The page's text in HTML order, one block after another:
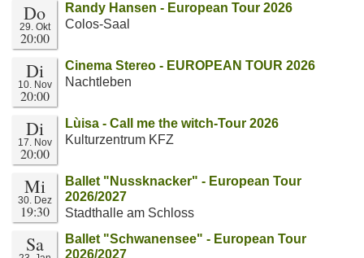
Do
29. Okt
20:00
Randy Hansen - European Tour 2026
Colos-Saal
Di
10. Nov
20:00
Cinema Stereo - EUROPEAN TOUR 2026
Nachtleben
Di
17. Nov
20:00
Lùisa - Call me the witch-Tour 2026
Kulturzentrum KFZ
Mi
30. Dez
19:30
Ballet "Nussknacker" - European Tour
2026/2027
Stadthalle am Schloss
Sa
Ballet "Schwanensee" - European Tour
2026/2027